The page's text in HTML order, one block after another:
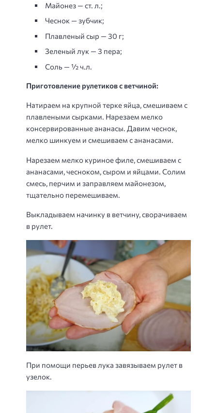
Майонез — ст. л.;
Чеснок — зубчик;
Плавленый сыр — 30 г;
Зеленый лук — 3 пера;
Соль — ½ ч.л.
Приготовление рулетиков с ветчиной:
Натираем на крупной терке яйца, смешиваем с
плавлеными сырками. Нарезаем мелко
консервированные ананасы. Давим чеснок,
мелко шинкуем и смешиваем с ананасами.
Нарезаем мелко куриное филе, смешиваем с
ананасами, чесноком, сыром и яйцами. Солим
смесь, перчим и заправляем майонезом,
тщательно перемешиваем.
Выкладываем начинку в ветчину, сворачиваем
в рулет.
При помощи перьев лука завязываем рулет в
узелок.